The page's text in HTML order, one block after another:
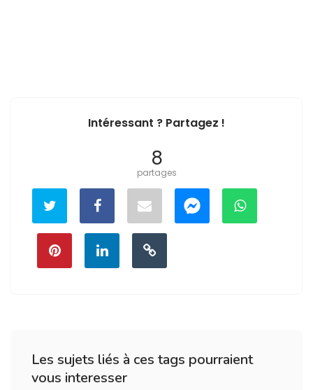
Intéressant ? Partagez !
8
partages
Les sujets liés à ces tags pourraient
vous interesser